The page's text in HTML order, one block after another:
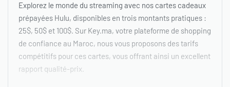
Explorez le monde du streaming avec nos cartes cadeaux
prépayées Hulu, disponibles en trois montants pratiques :
25$, 50$ et 100$. Sur Key.ma, votre plateforme de shopping
de confiance au Maroc, nous vous proposons des tarifs
compétitifs pour ces cartes, vous offrant ainsi un excellent
rapport qualité-prix.